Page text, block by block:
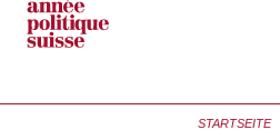
STARTSEITE